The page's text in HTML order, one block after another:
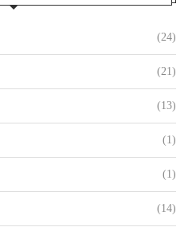
(24)
(21)
(13)
(1)
(1)
(14)